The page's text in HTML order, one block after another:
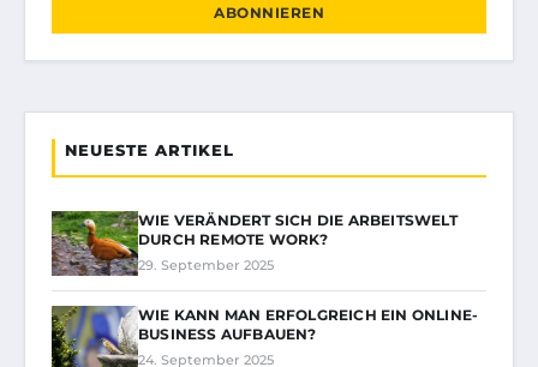
ABONNIEREN
NEUESTE ARTIKEL
WIE VERÄNDERT SICH DIE ARBEITSWELT
DURCH REMOTE WORK?
29. September 2025
WIE KANN MAN ERFOLGREICH EIN ONLINE-
BUSINESS AUFBAUEN?
24. September 2025